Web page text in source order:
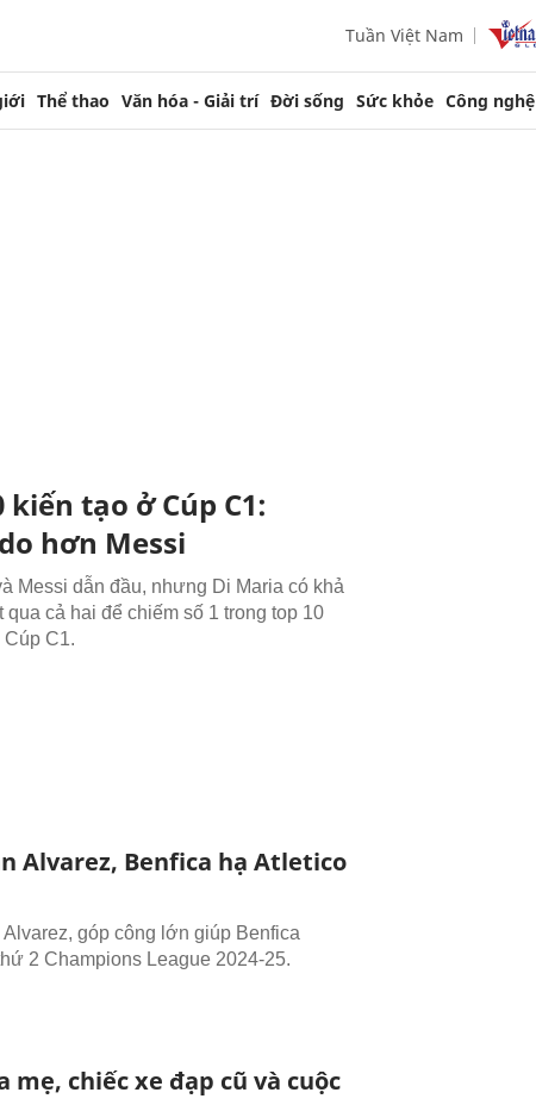
Tuần Việt Nam
Thể thao Văn hóa - Giải trí Đời sống Sức khỏe Công nghệ
kiến tạo ở Cúp C1:
hơn Messi
Messi dẫn đầu, nhưng Di Maria có khả
qua cả hai để chiếm số 1 trong top 10
Cúp C1.
Alvarez, Benfica hạ Atletico
góp công lớn giúp Benfica
2 Champions League 2024-25.
mẹ, chiếc xe đạp cũ và cuộc